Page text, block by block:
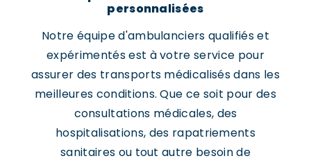
personnalisées
Notre équipe d'ambulanciers qualifiés et
expérimentés est à votre service pour
assurer des transports médicalisés dans les
meilleures conditions. Que ce soit pour des
consultations médicales, des
hospitalisations, des rapatriements
sanitaires ou tout autre besoin de